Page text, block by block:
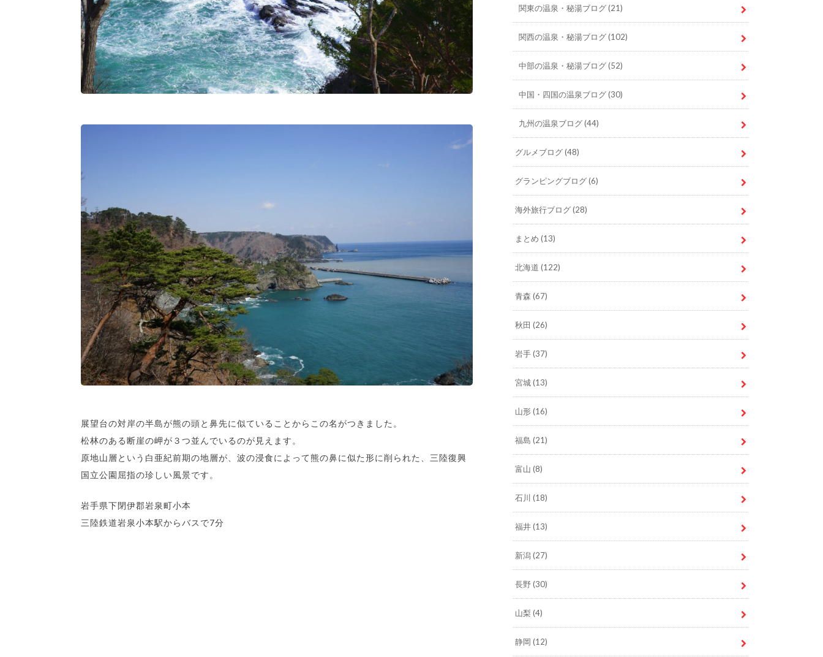
展望台の対岸の半島が熊の頭と鼻先に似ていることからこの名がつきました。
松林のある断崖の岬が３つ並んでいるのが見えます。
原地山層という白亜紀前期の地層が、波の浸食によって熊の鼻に似た形に削られた、三陸復興
国立公園屈指の珍しい風景です。
岩手県下閉伊郡岩泉町小本
三陸鉄道岩泉小本駅からバスで7分
関東の温泉・秘湯ブログ(21)
関西の温泉・秘湯ブログ(102)
中部の温泉・秘湯ブログ(52)
中国・四国の温泉ブログ(30)
九州の温泉ブログ(44)
グルメブログ(48)
グランピングブログ(6)
海外旅行ブログ(28)
まとめ (13)
北海道 (122)
青森 (67)
秋田 (26)
岩手(37)
宮城(13)
山形(16)
福島 (21)
富山 (8)
石川 (18)
福井(13)
新潟(27)
長野(30)
山梨 (4)
静岡 (12)